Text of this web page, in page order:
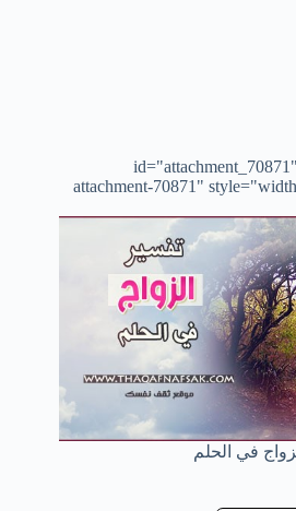
attachment-70871"
في الحلم